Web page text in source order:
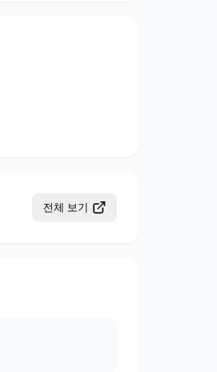
전체 보기